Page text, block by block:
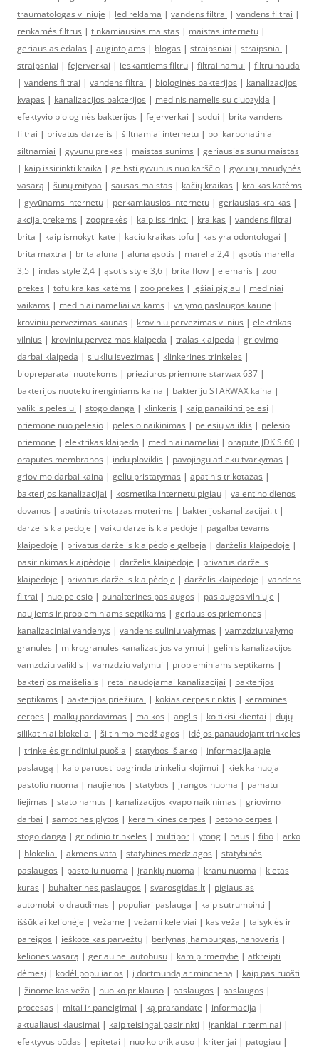
traumatologas vilniuje | led reklama | vandens filtrai | vandens filtrai |
renkamės filtrus | tinkamiausias maistas | maistas internetu |
geriausias ėdalas | augintojams | blogas | straipsniai | straipsniai |
straipsniai | fejerverkai | ieskantiems filtru | filtrai namui | filtru nauda
| vandens filtrai | vandens filtrai | biologinės bakterijos | kanalizacijos
kvapas | kanalizacijos bakterijos | medinis namelis su ciuozykla |
efektyvio biologinės bakterijos | fejerverkai | sodui | brita vandens
filtrai | privatus darzelis | šiltnamiai internetu | polikarbonatiniai
siltnamiai | gyvunu prekes | maistas sunims | geriausias sunu maistas
| kaip issirinkti kraika | gelbsti gyvūnus nuo karščio | gyvūnų maudynės
vasarą | šunų mityba | sausas maistas | kačių kraikas | kraikas katėms
| gyvūnams internetu | perkamiausios internetu | geriausias kraikas |
akcija prekems | zooprekės | kaip issirinkti | kraikas | vandens filtrai
brita | kaip ismokyti kate | kaciu kraikas tofu | kas yra odontologai |
brita maxtra | brita aluna | aluna ąsotis | marella 2,4 | ąsotis marella
3,5 | indas style 2,4 | ąsotis style 3,6 | brita flow | elemaris | zoo
prekes | tofu kraikas katėms | zoo prekes | lęšiai pigiau | mediniai
vaikams | mediniai nameliai vaikams | valymo paslaugos kaune |
kroviniu pervezimas kaunas | kroviniu pervezimas vilnius | elektrikas
vilnius | kroviniu pervezimas klaipeda | tralas klaipeda | griovimo
darbai klaipeda | siukliu isvezimas | klinkerines trinkeles |
biopreparatai nuotekoms | prieziuros priemone starwax 637 |
bakterijos nuoteku irenginiams kaina | bakteriju STARWAX kaina |
valiklis pelesiui | stogo danga | klinkeris | kaip panaikinti pelesi |
priemone nuo pelesio | pelesio naikinimas | pelesių valiklis | pelesio
priemone | elektrikas klaipeda | mediniai nameliai | orapute JDK S 60 |
oraputes membranos | indu ploviklis | pavojingu atlieku tvarkymas |
griovimo darbai kaina | geliu pristatymas | apatinis trikotazas |
bakterijos kanalizacijai | kosmetika internetu pigiau | valentino dienos
dovanos | apatinis trikotazas moterims | bakterijoskanalizacijai.lt |
darzelis klaipedoje | vaiku darzelis klaipedoje | pagalba tėvams
klaipėdoje | privatus darželis klaipėdoje gelbėja | darželis klaipėdoje |
pasirinkimas klaipėdoje | darželis klaipėdoje | privatus darželis
klaipėdoje | privatus darželis klaipėdoje | darželis klaipėdoje | vandens
filtrai | nuo pelesio | buhalterines paslaugos | paslaugos vilniuje |
naujiems ir probleminiams septikams | geriausios priemones |
kanalizaciniai vandenys | vandens suliniu valymas | vamzdziu valymo
granules | mikrogranules kanalizacijos valymui | gelinis kanalizacijos
vamzdziu valiklis | vamzdziu valymui | probleminiams septikams |
bakterijos maišeliais | retai naudojamai kanalizacijai | bakterijos
septikams | bakterijos priežiūrai | kokias cerpes rinktis | keramines
cerpes | malkų pardavimas | malkos | anglis | ko tikisi klientai | dujų
silikatiniai blokeliai | šiltinimo medžiagos | idėjos panaudojant trinkeles
| trinkelės grindiniui puošia | statybos iš arko | informacija apie
paslaugą | kaip paruosti pagrinda trinkeliu klojimui | kiek kainuoja
pastoliu nuoma | naujienos | statybos | įrangos nuoma | pamatu
liejimas | stato namus | kanalizacijos kvapo naikinimas | griovimo
darbai | samotines plytos | keramikines cerpes | betono cerpes |
stogo danga | grindinio trinkeles | multipor | ytong | haus | fibo | arko
| blokeliai | akmens vata | statybines medziagos | statybinės
paslaugos | pastoliu nuoma | įrankių nuoma | kranu nuoma | kietas
kuras | buhalterines paslaugos | svarosgidas.lt | pigiausias
automobilio draudimas | populiari paslauga | kaip sutrumpinti |
iššūkiai kelionėje | vežame | vežami keleiviai | kas veža | taisyklės ir
pareigos | ieškote kas parvežtų | berlynas, hamburgas, hanoveris |
kelionės vasarą | geriau nei autobusu | kam pirmenybė | atkreipti
dėmesį | kodėl populiarios | į dortmundą ar mincheną | kaip pasiruošti
| žinome kas veža | nuo ko priklauso | paslaugos | paslaugos |
procesas | mitai ir paneigimai | ką prarandate | informacija |
aktualiausi klausimai | kaip teisingai pasirinkti | įrankiai ir terminai |
efektyvus būdas | epitetai | nuo ko priklauso | kriterijai | patogiau |